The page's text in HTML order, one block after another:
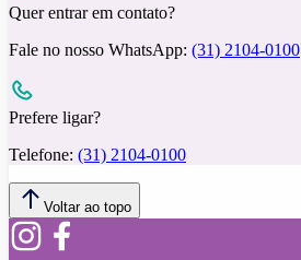
Quer entrar em contato?
Fale no nosso WhatsApp: (31) 2104-0100
Prefere ligar?
Telefone: (31) 2104-0100
Voltar ao topo